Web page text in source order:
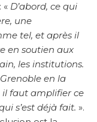
« D’abord, ce qui
une
tel, et après il
en soutien aux
les institutions.
en la
il faut amplifier ce
s’est déjà fait. ».